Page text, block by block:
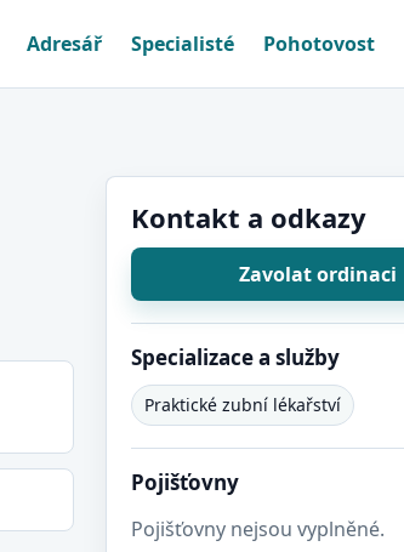
Adresář Specialisté Pohotovost
Kontakt a odkazy
Zavolat ordinaci
Specializace a služby
Praktické zubní lékařství
Pojišťovny
Pojišťovny nejsou vyplněné.